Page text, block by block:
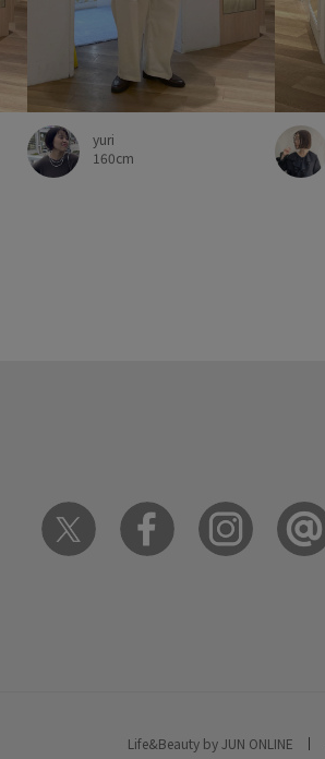
yuri
160cm
Life&Beauty by JUN ONLINE